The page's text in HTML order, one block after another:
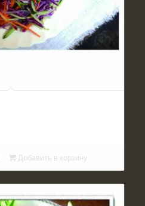
Добавить в корзину